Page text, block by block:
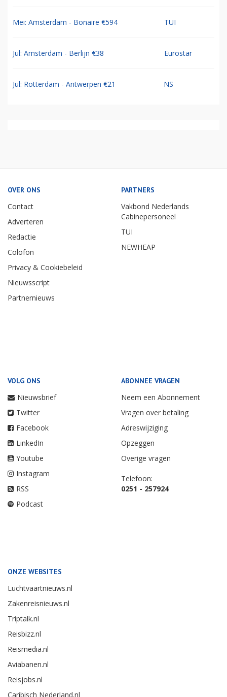
Mei: Amsterdam - Bonaire €594 TUI
Jul: Amsterdam - Berlijn €38 Eurostar
Jul: Rotterdam - Antwerpen €21 NS
OVER ONS
Contact
Adverteren
Redactie
Colofon
Privacy & Cookiebeleid
Nieuwsscript
Partnernieuws
PARTNERS
Vakbond Nederlands
Cabinepersoneel
TUI
NEWHEAP
VOLG ONS
Nieuwsbrief
Twitter
Facebook
LinkedIn
Youtube
Instagram
RSS
Podcast
ABONNEE VRAGEN
Neem een Abonnement
Vragen over betaling
Adreswijziging
Opzeggen
Overige vragen
Telefoon:
0251 - 257924
ONZE WEBSITES
Luchtvaartnieuws.nl
Zakenreisnieuws.nl
Triptalk.nl
Reisbizz.nl
Reismedia.nl
Aviabanen.nl
Reisjobs.nl
Caribisch Nederland.nl